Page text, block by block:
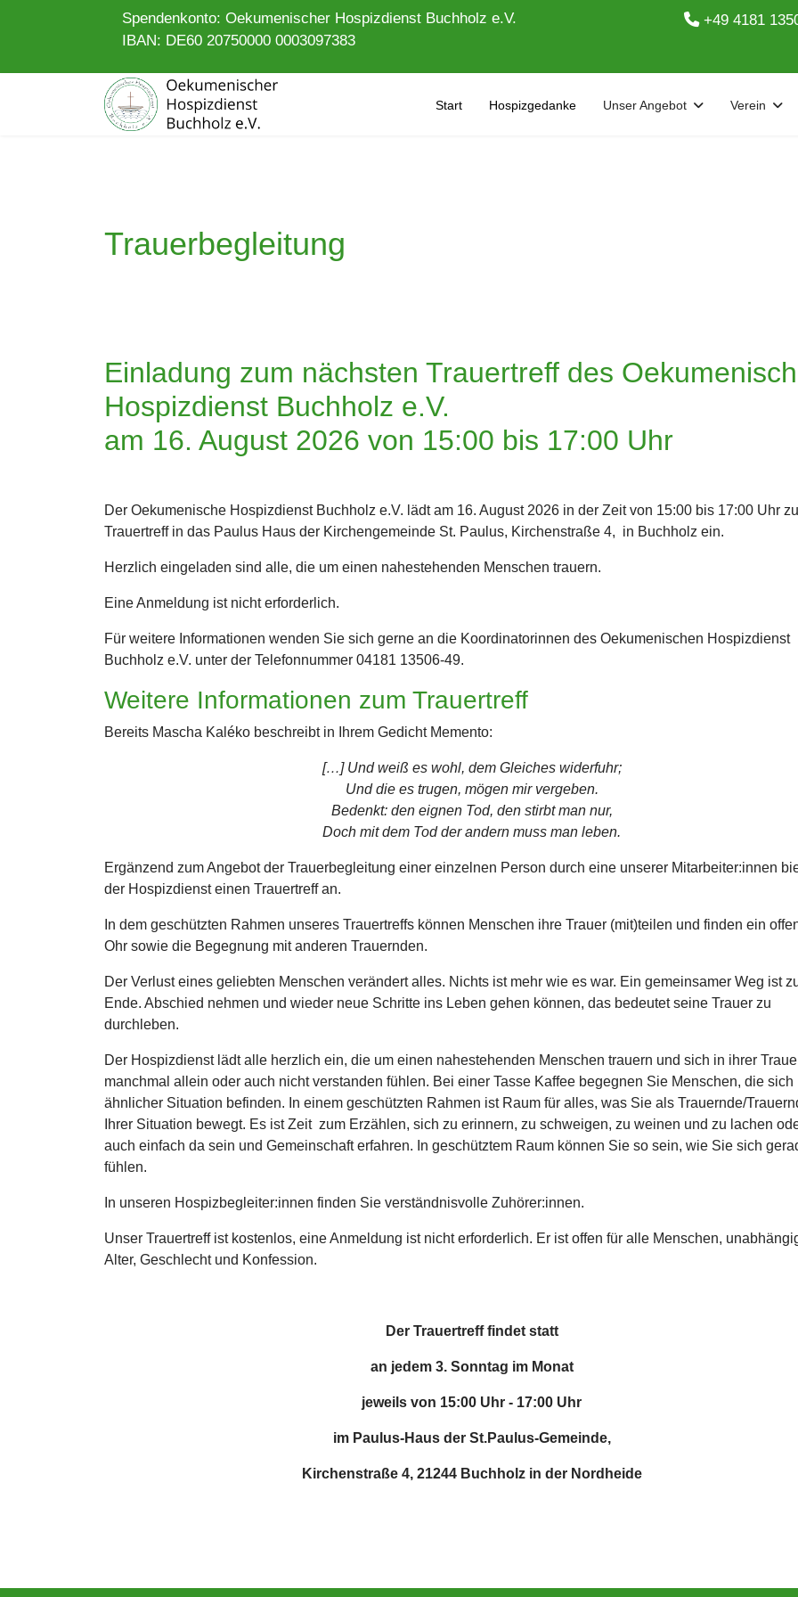
Spendenkonto: Oekumenischer Hospizdienst Buchholz e.V.
IBAN: DE60 20750000 0003097383
+49 4181
Start Hospizgedanke Unser Angebot Verein
Trauerbegleitung
Einladung zum nächsten Trauertreff des
Hospizdienst Buchholz e.V.
am 16. August 2026 von 15:00 bis 17:00 Uhr
Der Oekumenische Hospizdienst Buchholz e.V. lädt am 16. August 2026 in der Zeit von 15:00 bis 17:00 Uhr
Trauertreff in das Paulus Haus der Kirchengemeinde St. Paulus, Kirchenstraße 4, in Buchholz ein.
Herzlich eingeladen sind alle, die um einen nahestehenden Menschen trauern.
Eine Anmeldung ist nicht erforderlich.
Für weitere Informationen wenden Sie sich gerne an die Koordinatorinnen des Oekumenischen Hospizdienst
Buchholz e.V. unter der Telefonnummer 04181 13506-49.
Weitere Informationen zum Trauertreff
Bereits Mascha Kaléko beschreibt in Ihrem Gedicht Memento:
[…] Und weiß es wohl, dem Gleiches widerfuhr;
Und die es trugen, mögen mir vergeben.
Bedenkt: den eignen Tod, den stirbt man nur,
Doch mit dem Tod der andern muss man leben.
Ergänzend zum Angebot der Trauerbegleitung einer einzelnen Person durch eine unserer Mitarbeiter:innen
der Hospizdienst einen Trauertreff an.
In dem geschützten Rahmen unseres Trauertreffs können Menschen ihre Trauer (mit)teilen und finden ein
Ohr sowie die Begegnung mit anderen Trauernden.
Der Verlust eines geliebten Menschen verändert alles. Nichts ist mehr wie es war. Ein gemeinsamer Weg ist
Ende. Abschied nehmen und wieder neue Schritte ins Leben gehen können, das bedeutet seine Trauer zu
durchleben.
Der Hospizdienst lädt alle herzlich ein, die um einen nahestehenden Menschen trauern und sich in ihrer
manchmal allein oder auch nicht verstanden fühlen. Bei einer Tasse Kaffee begegnen Sie Menschen, die sich
ähnlicher Situation befinden. In einem geschützten Rahmen ist Raum für alles, was Sie als Trauernde/
Ihrer Situation bewegt. Es ist Zeit zum Erzählen, sich zu erinnern, zu schweigen, zu weinen und zu lachen
auch einfach da sein und Gemeinschaft erfahren. In geschütztem Raum können Sie so sein, wie Sie sich
fühlen.
In unseren Hospizbegleiter:innen finden Sie verständnisvolle Zuhörer:innen.
Unser Trauertreff ist kostenlos, eine Anmeldung ist nicht erforderlich. Er ist offen für alle Menschen,
Alter, Geschlecht und Konfession.
Der Trauertreff findet statt
an jedem 3. Sonntag im Monat
jeweils von 15:00 Uhr - 17:00 Uhr
im Paulus-Haus der St.Paulus-Gemeinde,
Kirchenstraße 4, 21244 Buchholz in der Nordheide